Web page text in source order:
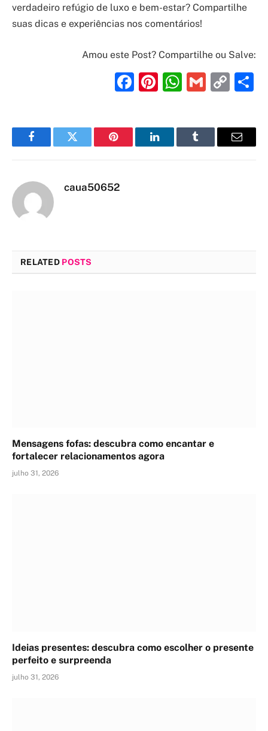
verdadeiro refúgio de luxo e bem-estar? Compartilhe
suas dicas e experiências nos comentários!
Amou este Post? Compartilhe ou Salve:
Facebook
Pinterest
Gmail
FacebookTwitter Pinterest LinkedInTumblr Email
caua50652
RELATED POSTS
Mensagens fofas: descubra como encantar e
fortalecer relacionamentos agora
julho 31, 2026
Ideias presentes: descubra como escolher o presente
perfeito e surpreenda
julho 31, 2026